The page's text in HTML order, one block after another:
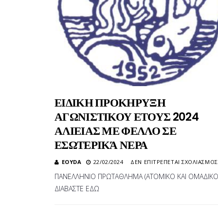
ΕΙΔΙΚΗ ΠΡΟΚΗΡΥΞΗ
ΑΓΩΝΙΣΤΙΚΟΥ ΕΤΟΥΣ 2024
ΑΛΙΕΙΑΣ ΜΕ ΦΕΛΛΟ ΣΕ
ΕΣΩΤΕΡΙΚΆ ΝΕΡΑ
EOYDA 22/02/2024 ΔΕΝ ΕΠΙΤΡΈΠΕΤΑΙ ΣΧΟΛΙΑΣΜΌΣ
ΠΑΝΕΛΛΗΝΙΟ ΠΡΩΤΑΘΛΗΜΑ (ΑΤΟΜΙΚΟ ΚΑΙ
ΔΙΑΒΑΣΤΕ ΕΔΩ